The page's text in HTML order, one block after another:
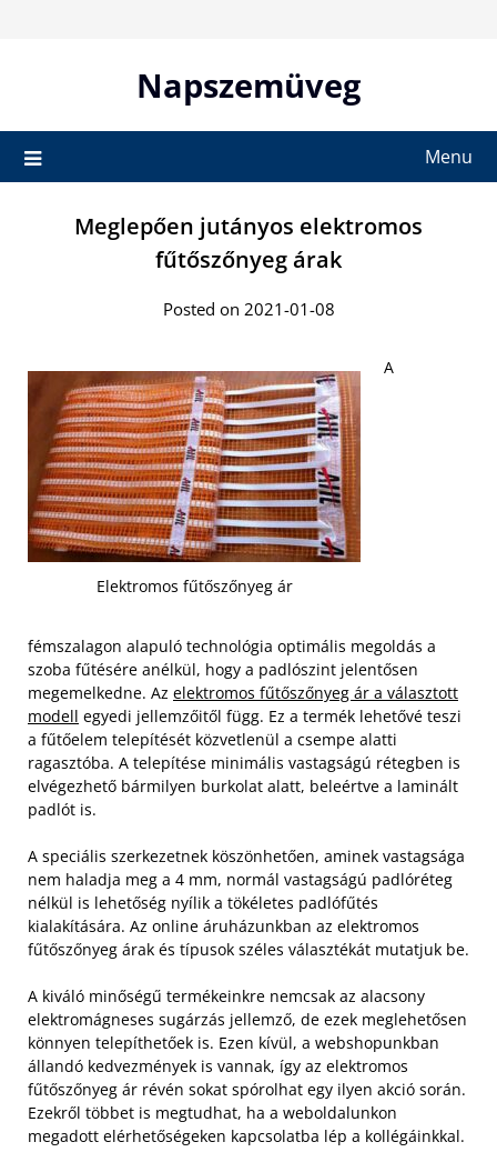
Napszemüveg
Menu
Meglepően jutányos elektromos
fűtőszőnyeg árak
Posted on 2021-01-08
Elektromos fűtőszőnyeg ár
A
fémszalagon alapuló technológia optimális megoldás a
szoba fűtésére anélkül, hogy a padlószint jelentősen
megemelkedne. Az elektromos fűtőszőnyeg ár a választott
modell egyedi jellemzőitől függ. Ez a termék lehetővé teszi
a fűtőelem telepítését közvetlenül a csempe alatti
ragasztóba. A telepítése minimális vastagságú rétegben is
elvégezhető bármilyen burkolat alatt, beleértve a laminált
padlót is.
A speciális szerkezetnek köszönhetően, aminek vastagsága
nem haladja meg a 4 mm, normál vastagságú padlóréteg
nélkül is lehetőség nyílik a tökéletes padlófűtés
kialakítására. Az online áruházunkban az elektromos
fűtőszőnyeg árak és típusok széles választékát mutatjuk be.
A kiváló minőségű termékeinkre nemcsak az alacsony
elektromágneses sugárzás jellemző, de ezek meglehetősen
könnyen telepíthetőek is. Ezen kívül, a webshopunkban
állandó kedvezmények is vannak, így az elektromos
fűtőszőnyeg ár révén sokat spórolhat egy ilyen akció során.
Ezekről többet is megtudhat, ha a weboldalunkon
megadott elérhetőségeken kapcsolatba lép a kollégáinkkal.